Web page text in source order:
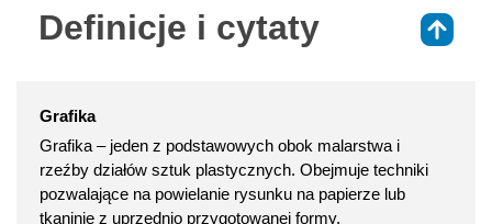
Definicje i cytaty
Grafika
Grafika – jeden z podstawowych obok malarstwa i
rzeźby działów sztuk plastycznych. Obejmuje techniki
pozwalające na powielanie rysunku na papierze lub
tkaninie z uprzednio przygotowanej formy.